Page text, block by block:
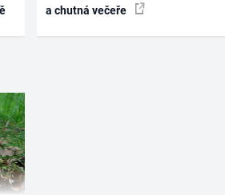
a chutná večeře